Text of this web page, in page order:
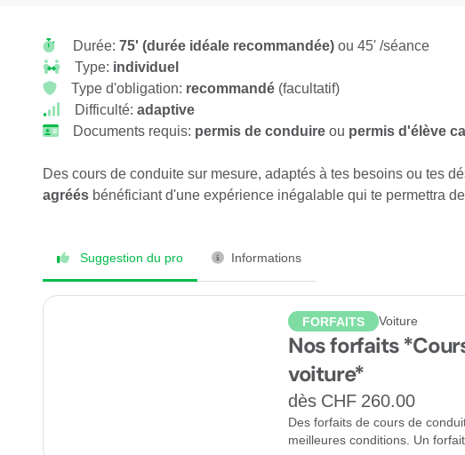
Durée: 75' (durée idéale recommandée)ou 45' /séance
Type: individuel
Type d'obligation: recommandé (facultatif)
Difficulté: adaptive
Documents requis: permis de conduireou permis d'élève
Des cours de conduite sur mesure, adaptés à tes besoins ou tes
agréés bénéficiant d'une expérience inégalable qui te permettra
Suggestion du pro Informations
FORFAITS Voiture
Nos forfaits
voiture*
dès CHF 260.00
Des forfaits de cours de
meilleures conditions. Un